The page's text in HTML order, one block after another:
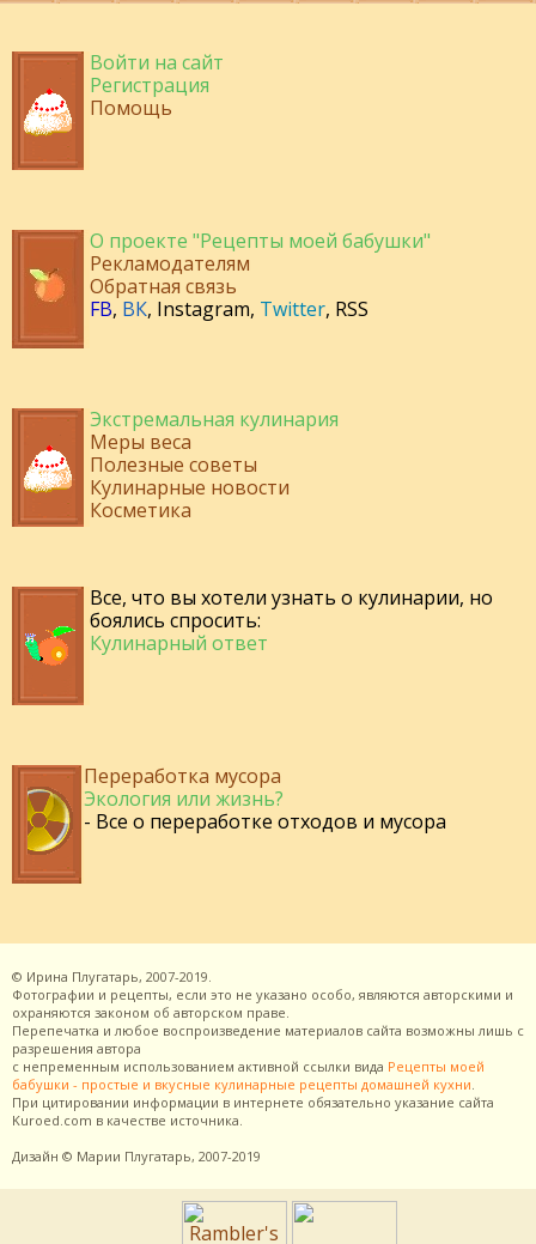
Войти на сайт
Регистрация
Помощь
О проекте "Рецепты моей бабушки"
Рекламодателям
Обратная связь
FB, ВК, Instagram, Twitter, RSS
Экстремальная кулинария
Меры веса
Полезные советы
Кулинарные новости
Косметика
Все, что вы хотели узнать о кулинарии, но
боялись спросить:
Кулинарный ответ
Переработка мусора
Экология или жизнь?
- Все о переработке отходов и мусора
© Ирина Плугатарь, 2007-2019.
Фотографии и рецепты, если это не указано особо, являются авторскими и
охраняются законом об авторском праве.
Перепечатка и любое воспроизведение материалов сайта возможны лишь с
разрешения автора
с непременным использованием активной ссылки вида Рецепты моей
бабушки - простые и вкусные кулинарные рецепты домашней кухни
При цитировании информации в интернете обязательно указание сайта
Kuroed.com в качестве источника.
Дизайн © Марии Плугатарь, 2007-2019